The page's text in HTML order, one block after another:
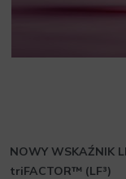
NOWY WSKAŹNIK
triFACTOR™ (LF³)